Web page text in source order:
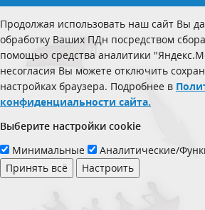
Продолжая использовать наш сайт Вы
обработку Ваших ПДн посредством
помощью средства аналитики
несогласия Вы можете отключить
настройках браузера. Подробнее в
конфиденциальности сайта.
Выберите настройки cookie
Минимальные
Аналитические/
Принять всё
Настроить